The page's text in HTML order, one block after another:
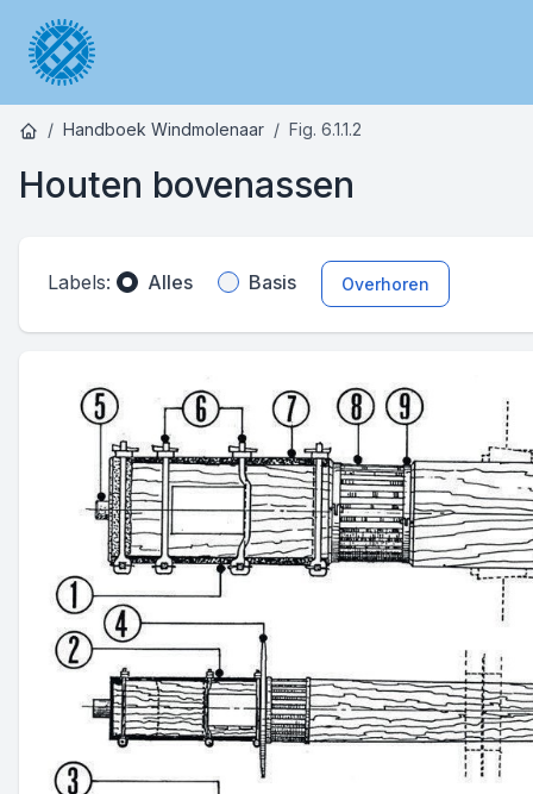
Handboek Windmolenaar Fig. 6.1.1.2
Houten bovenassen
Labels: Alles Basis Overhoren